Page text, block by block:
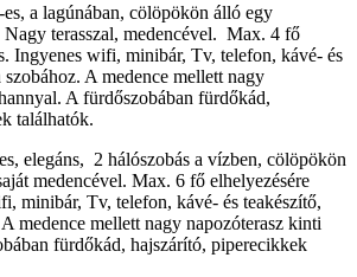
a lagúnában, cölöpökön álló egy
Nagy terasszal, medencével. Max. 4 fő
Ingyenes wifi, minibár, Tv, telefon, kávé- és
A medence mellett nagy
A fürdőszobában fürdőkád,
találhatók.
elegáns, 2 hálószobás a vízben, cölöpökön
medencével. Max. 6 fő elhelyezésére
minibár, Tv, telefon, kávé- és teakészítő,
medence mellett nagy napozóterasz kinti
fürdőkád, hajszárító, piperecikkek